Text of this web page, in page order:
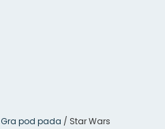
Gra pod pada / Star Wars